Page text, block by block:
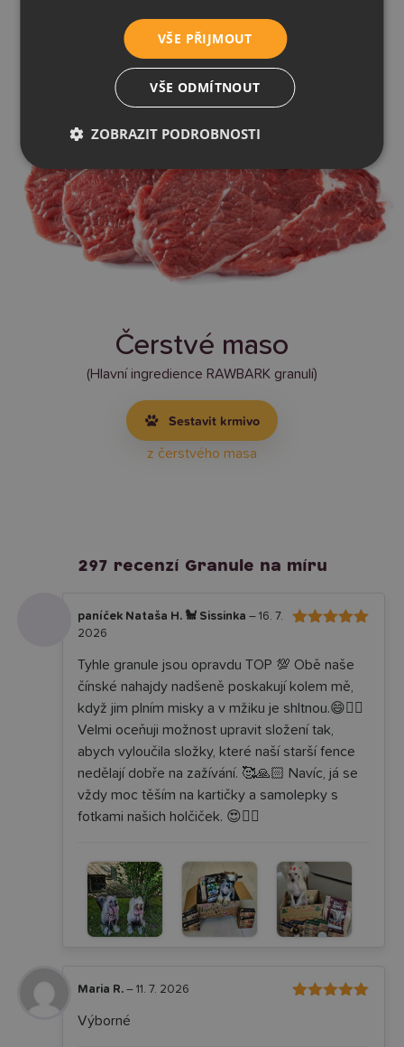
Čerstvé maso
(Hlavní ingredience RAWBARK granulí)
Sestavit krmivo
z čerstvého masa
297 recenzí Granule na míru
paníček Nataša H. 🐩 Sissinka– 16. 7.
2026
Tyhle granule jsou opravdu TOP 💯 Obě naše
čínské nahajdy nadšeně poskakují kolem mě,
když jim plním misky a v mžiku je shltnou.😄👌🏼
Velmi oceňuji možnost upravit složení tak,
abych vyloučila složky, které naší starší fence
nedělají dobře na zažívání. 🥰🙏🏻 Navíc, já se
vždy moc těším na kartičky a samolepky s
fotkami našich holčiček. 😍✌🏻
Maria R. – 11. 7. 2026
Výborné
VŠE PŘIJMOUT
VŠE ODMÍTNOUT
ZOBRAZIT PODROBNOSTI